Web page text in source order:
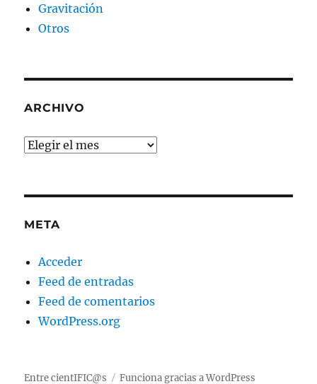
Gravitación
Otros
ARCHIVO
Archivo
META
Acceder
Feed de entradas
Feed de comentarios
WordPress.org
Entre cientIFIC@s Funciona gracias a WordPress